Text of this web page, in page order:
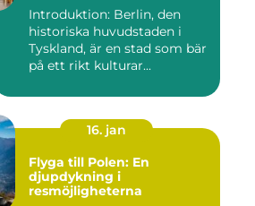
Introduktion: Berlin, den
historiska huvudstaden i
Tyskland, är en stad som bär
på ett rikt kulturar...
16. jan
Flyga till Polen: En
djupdykning i
resmöjligheterna